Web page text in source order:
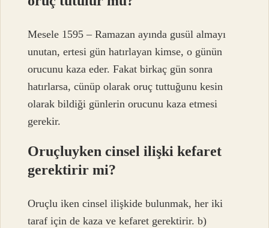
Mesele 1595 – Ramazan ayında gusül almayı
unutan, ertesi gün hatırlayan kimse, o günün
orucunu kaza eder. Fakat birkaç gün sonra
hatırlarsa, cünüp olarak oruç tuttuğunu kesin
olarak bildiği günlerin orucunu kaza etmesi
gerekir.
Oruçluyken cinsel ilişki kefaret
gerektirir mi?
Oruçlu iken cinsel ilişkide bulunmak, her iki
taraf için de kaza ve kefaret gerektirir. b)